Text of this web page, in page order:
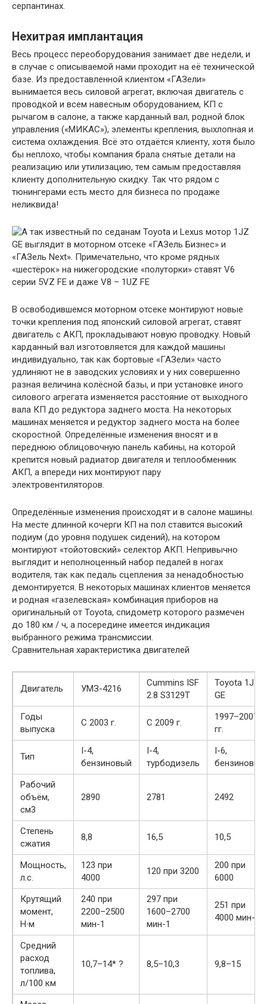
серпантинах.
Нехитрая имплантация
Весь процесс переоборудования занимает две недели, и
в случае с описываемой нами проходит на её технической
базе. Из предоставленной клиентом «ГАЗели»
вынимается весь силовой агрегат, включая двигатель с
проводкой и всем навесным оборудованием, КП с
рычагом в салоне, а также карданный вал, родной блок
управления («МИКАС»), элементы крепления, выхлопная и
система охлаждения. Всё это отдаётся клиенту, хотя было
бы неплохо, чтобы компания брала снятые детали на
реализацию или утилизацию, тем самым предоставляя
клиенту дополнительную скидку. Так что рядом с
тюнингерами есть место для бизнеса по продаже
неликвида!
В освободившемся моторном отсеке монтируют новые
точки крепления под японский силовой агрегат, ставят
двигатель с АКП, прокладывают новую проводку. Новый
карданный вал изготовляется для каждой машины
индивидуально, так как бортовые «ГАЗели» часто
удлиняют не в заводских условиях и у них совершенно
разная величина колёсной базы, и при установке иного
силового агрегата изменяется расстояние от выходного
вала КП до редуктора заднего моста. На некоторых
машинах меняется и редуктор заднего моста на более
скоростной. Определённые изменения вносят и в
переднюю облицовочную панель кабины, на которой
крепится новый радиатор двигателя и теплообменник
АКП, а впереди них монтируют пару
электровентиляторов.
Определённые изменения происходят и в салоне машины.
На месте длинной кочерги КП на пол ставится высокий
подиум (до уровня подушек сидений), на котором
монтируют «тойотовский» селектор АКП. Непривычно
выглядит и неполноценный набор педалей в ногах
водителя, так как педаль сцепления за ненадобностью
демонтируется. В некоторых машинах клиентов меняется
и родная «газелевская» комбинация приборов на
оригинальный от Toyota, спидометр которого размечен
до 180 км / ч, а посередине имеется индикация
выбранного режима трансмиссии.
Сравнительная характеристика двигателей
Двигатель УМЗ-4216
Cummins ISF
2.8 S3129T
Toyota 1JZ-
GE
Годы
выпуска
C 2003 г. С 2009 г.
1997–2007
гг.
Тип
I-4,
бензиновый
I-4,
турбодизель
I-6,
бензиновый
Рабочий
объём,
cм3
2890 2781 2492
Степень
сжатия
8,8 16,5 10,5
Мощность,
л.с.
123 при
4000
120 при 3200
200 при
6000
Крутящий
момент,
Н∙м
240 при
2200–2500
мин-1
297 при
1600–2700
мин-1
251 при
4000 мин-1
Средний
расход
топлива,
л/100 км
10,7–14* ? 8,5–10,3 9,8–15